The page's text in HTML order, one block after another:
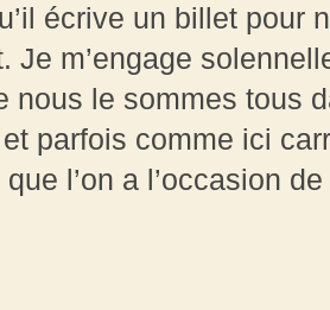
écrive un billet pour
Je m’engage
nous le sommes tous
parfois comme ici
l’on a l’occasion